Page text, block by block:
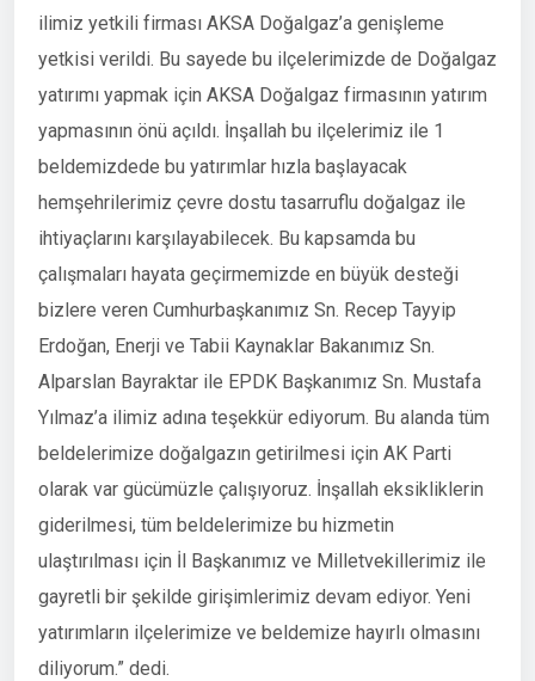
ilimiz yetkili firması AKSA Doğalgaz’a genişleme
yetkisi verildi. Bu sayede bu ilçelerimizde de Doğalgaz
yatırımı yapmak için AKSA Doğalgaz firmasının yatırım
yapmasının önü açıldı. İnşallah bu ilçelerimiz ile 1
beldemizdede bu yatırımlar hızla başlayacak
hemşehrilerimiz çevre dostu tasarruflu doğalgaz ile
ihtiyaçlarını karşılayabilecek. Bu kapsamda bu
çalışmaları hayata geçirmemizde en büyük desteği
bizlere veren Cumhurbaşkanımız Sn. Recep Tayyip
Erdoğan, Enerji ve Tabii Kaynaklar Bakanımız Sn.
Alparslan Bayraktar ile EPDK Başkanımız Sn. Mustafa
Yılmaz’a ilimiz adına teşekkür ediyorum. Bu alanda tüm
beldelerimize doğalgazın getirilmesi için AK Parti
olarak var gücümüzle çalışıyoruz. İnşallah eksikliklerin
giderilmesi, tüm beldelerimize bu hizmetin
ulaştırılması için İl Başkanımız ve Milletvekillerimiz ile
gayretli bir şekilde girişimlerimiz devam ediyor. Yeni
yatırımların ilçelerimize ve beldemize hayırlı olmasını
diliyorum.” dedi.